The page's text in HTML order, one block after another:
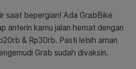
saat bepergian! Ada GrabBike
anterin kamu jalan hemat dengan
& Rp30rb. Pasti lebih aman
Grab sudah divaksin.